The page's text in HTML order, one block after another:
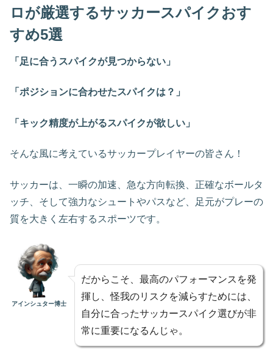
ロが厳選するサッカースパイクおす
すめ5選
「足に合うスパイクが見つからない」
「ポジションに合わせたスパイクは？」
「キック精度が上がるスパイクが欲しい」
そんな風に考えているサッカープレイヤーの皆さん！
サッカーは、一瞬の加速、急な方向転換、正確なボールタ
ッチ、そして強力なシュートやパスなど、足元がプレーの
質を大きく左右するスポーツです。
アインシュター博士
だからこそ、最高のパフォーマンスを発
揮し、怪我のリスクを減らすためには、
自分に合ったサッカースパイク選びが非
常に重要になるんじゃ。